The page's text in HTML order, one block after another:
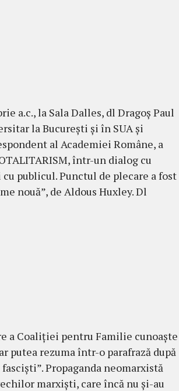
a.c., la Sala Dalles, dl Dragoș Paul
la București și în SUA și
al Academiei Române, a
într-un dialog cu
publicul. Punctul de plecare a fost
nouă”, de Aldous Huxley. Dl
a Coaliției pentru Familie cunoaște
putea rezuma într-o parafrază după
Propaganda neomarxistă
marxiști, care încă nu și-au